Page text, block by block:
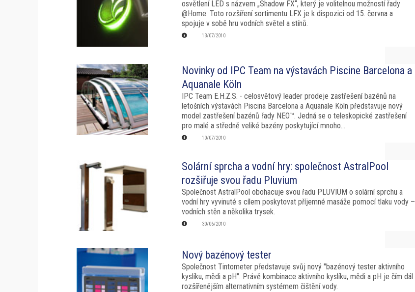
osvětlení LED s názvem „Shadow FX“, který je volitelnou možností řady
@Home. Toto rozšíření sortimentu LFX je k dispozici od 15. června a
spojuje v sobě hru vodních světel a stínů.
13/07/2010
Novinky od IPC Team na výstavách Piscine Barcelona a
Aquanale Köln
IPC Team E.H.Z.S. - celosvětový leader prodeje zastřešení bazénů na
letošních výstavách Piscina Barcelona a Aquanale Köln představuje nový
model zastřešení bazénů řady NEO™. Jedná se o teleskopické zastřešení
pro malé a středně veliké bazény poskytující mnoho...
10/07/2010
Solární sprcha a vodní hry: společnost AstralPool
rozšiřuje svou řadu Pluvium
Společnost AstralPool obohacuje svou řadu PLUVIUM o solární sprchu a
vodní hry vyvinuté s cílem poskytovat příjemné masáže pomocí tlaku vody –
vodních stěn a několika trysek.
30/06/2010
Nový bazénový tester
Společnost Tintometer představuje svůj nový "bazénový tester aktivního
kyslíku, mědi a pH". Právě kombinace aktivního kyslíku, mědi a pH je čím dál
rozšířenějším alternativním systémem čištění vody.